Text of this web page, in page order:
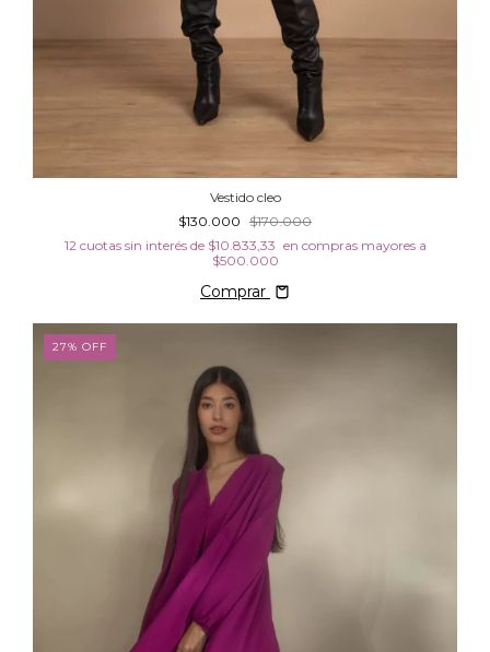
Vestido cleo
$130.000 $170.000
12 cuotas sin interés de $10.833,33
Comprar
27% OFF